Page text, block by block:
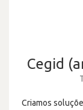
Cegid
Criamos